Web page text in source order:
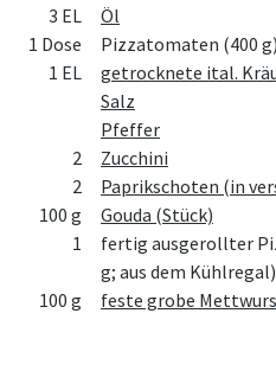
3 EL
Öl
1 Dose
Pizzatomaten (400 g)
1 EL
getrocknete ital.
Salz
Pfeffer
2
Zucchini
2
Paprikschoten (in
100 g
Gouda (Stück)
1
fertig ausgerollter
g; aus dem Kühlregal)
100 g
feste grobe